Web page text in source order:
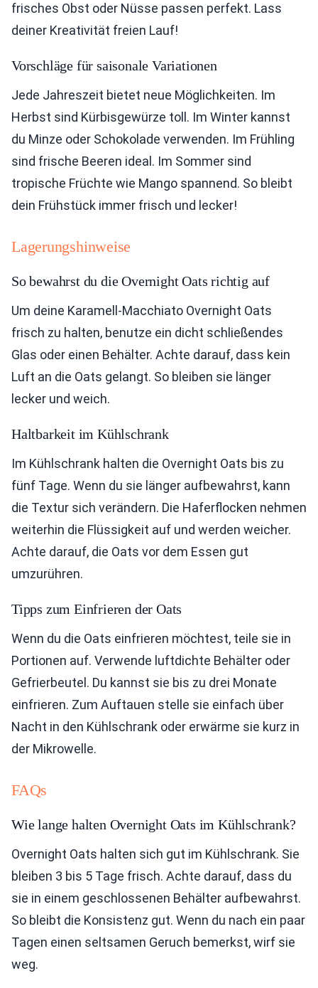
frisches Obst oder Nüsse passen perfekt. Lass
deiner Kreativität freien Lauf!
Vorschläge für saisonale Variationen
Jede Jahreszeit bietet neue Möglichkeiten. Im
Herbst sind Kürbisgewürze toll. Im Winter kannst
du Minze oder Schokolade verwenden. Im Frühling
sind frische Beeren ideal. Im Sommer sind
tropische Früchte wie Mango spannend. So bleibt
dein Frühstück immer frisch und lecker!
Lagerungshinweise
So bewahrst du die Overnight Oats richtig auf
Um deine Karamell-Macchiato Overnight Oats
frisch zu halten, benutze ein dicht schließendes
Glas oder einen Behälter. Achte darauf, dass kein
Luft an die Oats gelangt. So bleiben sie länger
lecker und weich.
Haltbarkeit im Kühlschrank
Im Kühlschrank halten die Overnight Oats bis zu
fünf Tage. Wenn du sie länger aufbewahrst, kann
die Textur sich verändern. Die Haferflocken nehmen
weiterhin die Flüssigkeit auf und werden weicher.
Achte darauf, die Oats vor dem Essen gut
umzurühren.
Tipps zum Einfrieren der Oats
Wenn du die Oats einfrieren möchtest, teile sie in
Portionen auf. Verwende luftdichte Behälter oder
Gefrierbeutel. Du kannst sie bis zu drei Monate
einfrieren. Zum Auftauen stelle sie einfach über
Nacht in den Kühlschrank oder erwärme sie kurz in
der Mikrowelle.
FAQs
Wie lange halten Overnight Oats im Kühlschrank?
Overnight Oats halten sich gut im Kühlschrank. Sie
bleiben 3 bis 5 Tage frisch. Achte darauf, dass du
sie in einem geschlossenen Behälter aufbewahrst.
So bleibt die Konsistenz gut. Wenn du nach ein paar
Tagen einen seltsamen Geruch bemerkst, wirf sie
weg.